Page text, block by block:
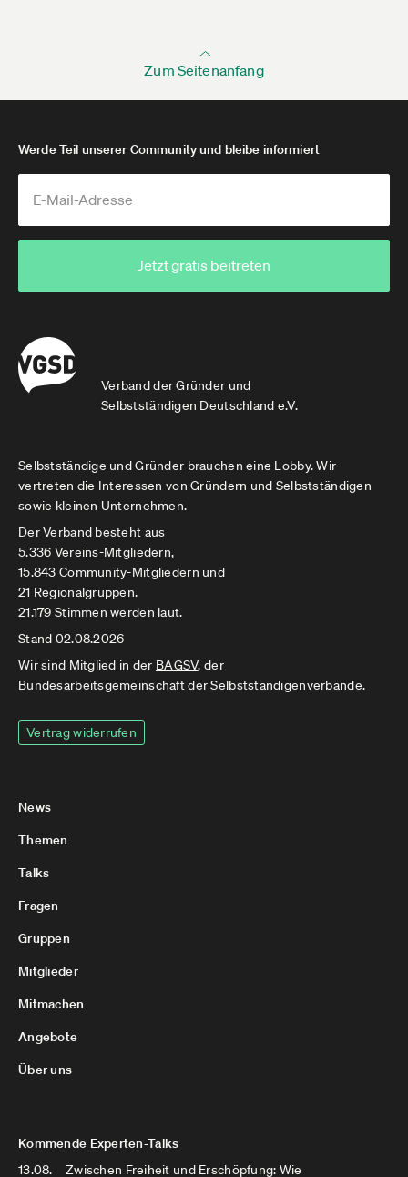
Zum Seitenanfang
Verband der Gründer und
Selbstständigen Deutschland e.V.
Werde Teil unserer Community und bleibe informiert
Jetzt gratis beitreten
Selbstständige und Gründer brauchen eine Lobby. Wir
vertreten die Interessen von Gründern und Selbstständigen
sowie kleinen Unternehmen.
Der Verband besteht aus
5.336 Vereins-Mitgliedern,
15.843 Community-Mitgliedern und
21 Regionalgruppen.
21.179 Stimmen werden laut.
Stand 02.08.2026
Wir sind Mitglied in der BAGSV, der
Bundesarbeitsgemeinschaft der Selbstständigenverbände.
Vertrag widerrufen
News
Themen
Talks
Fragen
Gruppen
Mitglieder
Mitmachen
Angebote
Über uns
Kommende Experten-Talks
13.08.
Zwischen Freiheit und Erschöpfung: Wie